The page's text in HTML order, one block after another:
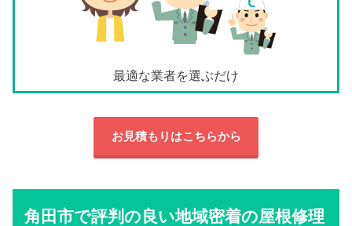
最適な業者を選ぶだけ
お見積もりはこちらから
角田市で評判の良い地域密着の屋根修理